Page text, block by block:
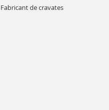
Fabricant de cravates